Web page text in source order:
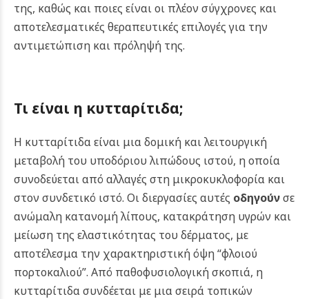
της, καθώς και ποιες είναι οι πλέον σύγχρονες και
αποτελεσματικές θεραπευτικές επιλογές για την
αντιμετώπιση και πρόληψή της.
Τι είναι η κυτταρίτιδα;
Η κυτταρίτιδα είναι μια δομική και λειτουργική
μεταβολή του υποδόριου λιπώδους ιστού, η οποία
συνοδεύεται από αλλαγές στη μικροκυκλοφορία και
στον συνδετικό ιστό. Οι διεργασίες αυτές οδηγούνσε
ανώμαλη κατανομή λίπους, κατακράτηση υγρών και
μείωση της ελαστικότητας του δέρματος, με
αποτέλεσμα την χαρακτηριστική όψη “φλοιού
πορτοκαλιού”. Από παθοφυσιολογική σκοπιά, η
κυτταρίτιδα συνδέεται με μια σειρά τοπικών